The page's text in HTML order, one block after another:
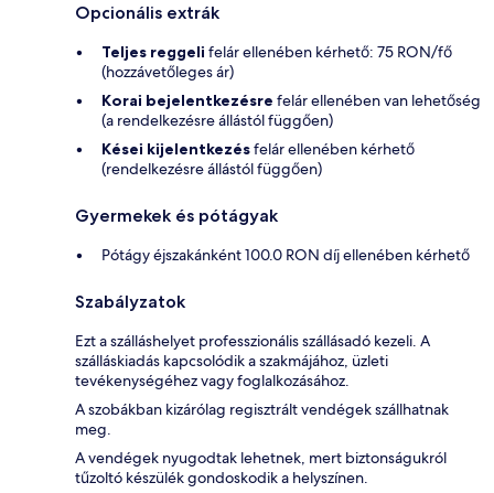
Opcionális extrák
Teljes reggeli felár ellenében kérhető: 75 RON/fő
(hozzávetőleges ár)
Korai bejelentkezésre felár ellenében van lehetőség
(a rendelkezésre állástól függően)
Kései kijelentkezésfelár ellenében kérhető
(rendelkezésre állástól függően)
Gyermekek és pótágyak
Pótágy éjszakánként 100.0 RON díj ellenében kérhető
Szabályzatok
Ezt a szálláshelyet professzionális szállásadó kezeli. A
szálláskiadás kapcsolódik a szakmájához, üzleti
tevékenységéhez vagy foglalkozásához.
A szobákban kizárólag regisztrált vendégek szállhatnak
meg.
A vendégek nyugodtak lehetnek, mert biztonságukról
tűzoltó készülék gondoskodik a helyszínen.